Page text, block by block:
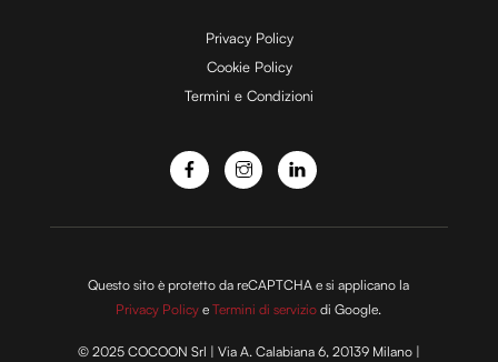
e
o
Privacy Policy
Cookie Policy
Termini e Condizioni
Questo sito è protetto da reCAPTCHA e si applicano la
Privacy Policy eTermini di servizio di Google.
© 2025 COCOON Srl | Via A. Calabiana 6, 20139 Milano |